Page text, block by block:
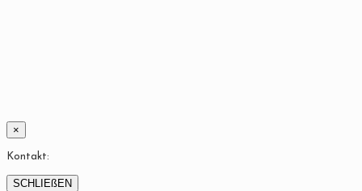
×
Kontakt:
SCHLIEßEN